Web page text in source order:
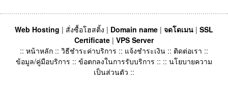
Web Hosting | สั่งซื้อโฮสติ้ง | Domain name | จดโดเมน | SSL
Certificate | VPS Server
:: หน้าหลัก :: วิธีชำระค่าบริการ :: แจ้งชำระเงิน :: ติดต่อเรา ::
ข้อมูล/คู่มือบริการ :: ข้อตกลงในการรับบริการ :: :: นโยบายความ
เป็นส่วนตัว ::